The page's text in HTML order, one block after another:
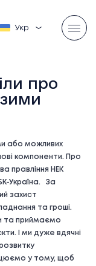
Українська
про
або можливих
компоненти. Про
правління НЕК
Україна. За
захист
та гроші.
та приймаємо
І ми дуже вдячні
у тому, щоб